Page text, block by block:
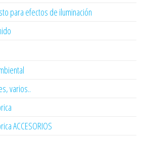
para efectos de iluminación
varios..
ACCESORIOS